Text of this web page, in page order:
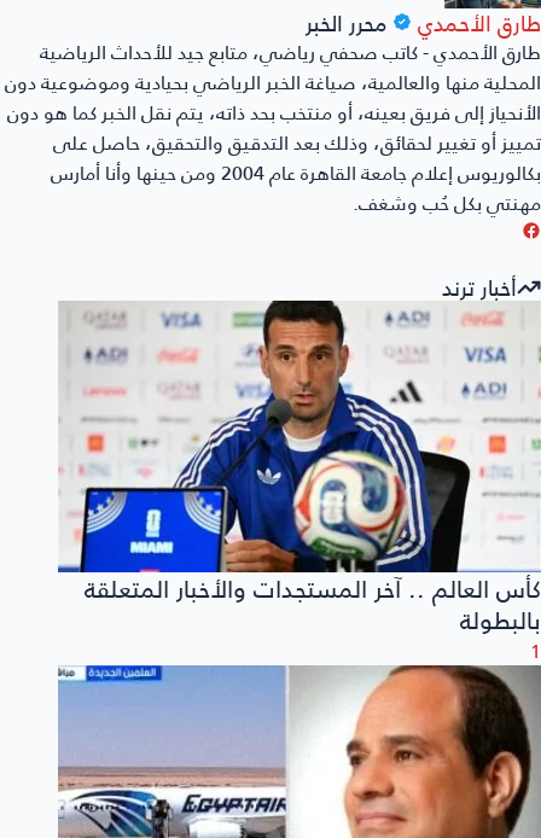
طارق الأحمدي محرر الخبر
طارق الأحمدي - كاتب صحفي رياضي، متابع جيد للأحداث الرياضية
المحلية منها والعالمية، صياغة الخبر الرياضي بحيادية وموضوعية دون
الأنحياز إلى فريق بعينه، أو منتخب بحد ذاته، يتم نقل الخبر كما هو دون
تمييز أو تغيير لحقائق، وذلك بعد التدقيق والتحقيق، حاصل على
بكالوريوس إعلام جامعة القاهرة عام 2004 ومن حينها وأنا أمارس
مهنتي بكل حُب وشغف.
أخبار ترند
كأس العالم .. آخر المستجدات والأخبار المتعلقة
بالبطولة
1